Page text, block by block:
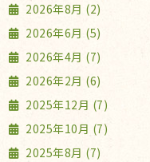
2026年8月 (2)
2026年6月 (5)
2026年4月 (7)
2026年2月 (6)
2025年12月 (7)
2025年10月 (7)
2025年8月 (7)